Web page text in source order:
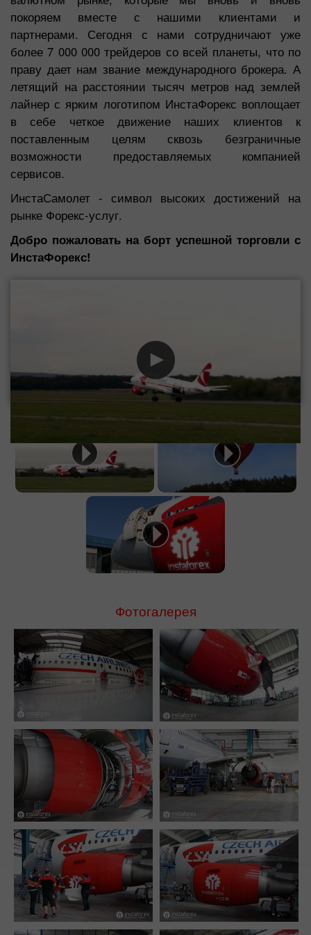
покоряем вместе с нашими клиентами и
партнерами. Сегодня с нами сотрудничают уже
более 7 000 000 трейдеров со всей планеты, что по
праву дает нам звание международного брокера. А
летящий на расстоянии тысяч метров над землей
лайнер с ярким логотипом ИнстаФорекс воплощает
в себе четкое движение наших клиентов к
поставленным целям сквозь безграничные
возможности предоставляемых компанией
сервисов.
ИнстаСамолет - символ высоких достижений на
рынке Форекс-услуг.
Добро пожаловать на борт успешной торговли с
ИнстаФорекс!
Фотогалерея